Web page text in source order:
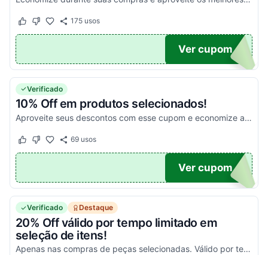
Este cupom funcionou
Este cupom não funcionou
175usos
RA20
Ver cupom
Verificado
10% Off em produtos selecionados!
Aproveite seus descontos com esse cupom e economize agora mesmo! 10% OFF em todos os itens FEMININOS da categoria: vestidos e macacões, e todos os itens MASCULINOS da categoria: ca...
Este cupom funcionou
Este cupom não funcionou
69usos
10
Ver cupom
Verificado Destaque
20% Off válido por tempo limitado em
seleção de itens!
Apenas nas compras de peças selecionadas. Válido por tempo limitado. Pegue e aproveite agora esse cupom!